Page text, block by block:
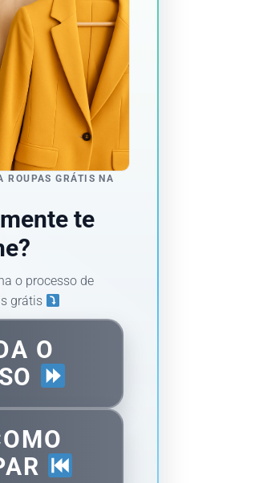
ROUPAS GRÁTIS NA
te
o processo de
grátis
O